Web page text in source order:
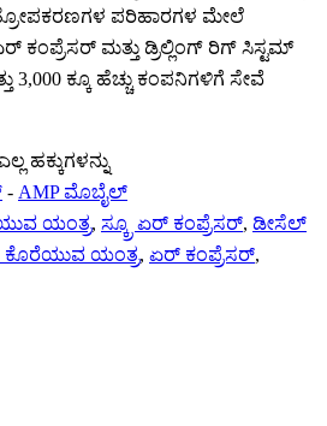
ಪರಿಹಾರಗಳ ಮೇಲೆ
ಏರ್ ಕಂಪ್ರೆಸರ್ ಮತ್ತು ಡ್ರಿಲ್ಲಿಂಗ್ ರಿಗ್ ಸಿಸ್ಟಮ್
3,000 ಕ್ಕೂ ಹೆಚ್ಚು ಕಂಪನಿಗಳಿಗೆ ಸೇವೆ
ಹಕ್ಕುಗಳನ್ನು
- AMP ಮೊಬೈಲ್
ಯಂತ್ರ, ಸ್ಕ್ರೂ ಏರ್ ಕಂಪ್ರೆಸರ್, ಡೀಸೆಲ್
ಕೊರೆಯುವ ಯಂತ್ರ, ಏರ್ ಕಂಪ್ರೆಸರ್,